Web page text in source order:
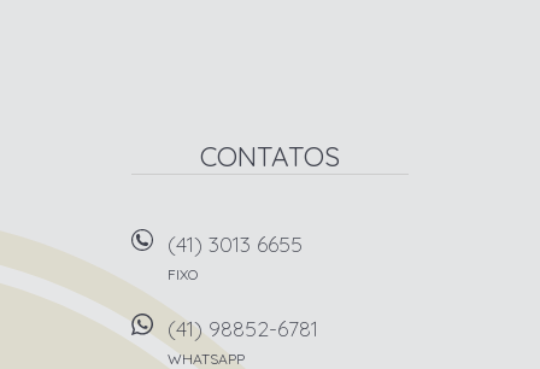
CONTATOS
(41) 3013 6655
FIXO
(41) 98852-6781
WHATSAPP